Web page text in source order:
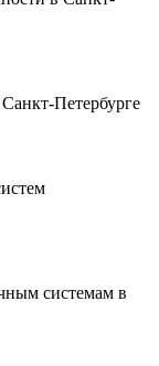
Петербурге
системам в